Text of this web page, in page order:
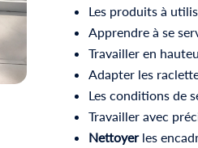
Les produits à
Apprendre à se
Travailler en
Adapter les
Les conditions de
Travailler avec
Nettoyerles